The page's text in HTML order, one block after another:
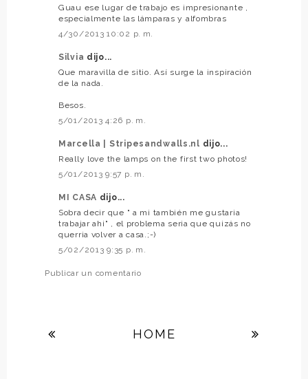
Guau ese lugar de trabajo es impresionante ,
especialmente las lámparas y alfombras
4/30/2013 10:02 p. m.
Silvia dijo...
Que maravilla de sitio. Así surge la inspiración
de la nada.
Besos.
5/01/2013 4:26 p. m.
Marcella | Stripesandwalls.nl dijo...
Really love the lamps on the first two photos!
5/01/2013 9:57 p. m.
MI CASA dijo...
Sobra decir que " a mi también me gustaria
trabajar ahi" , el problema seria que quizás no
querria volver a casa.;-)
5/02/2013 9:35 p. m.
Publicar un comentario
HOME